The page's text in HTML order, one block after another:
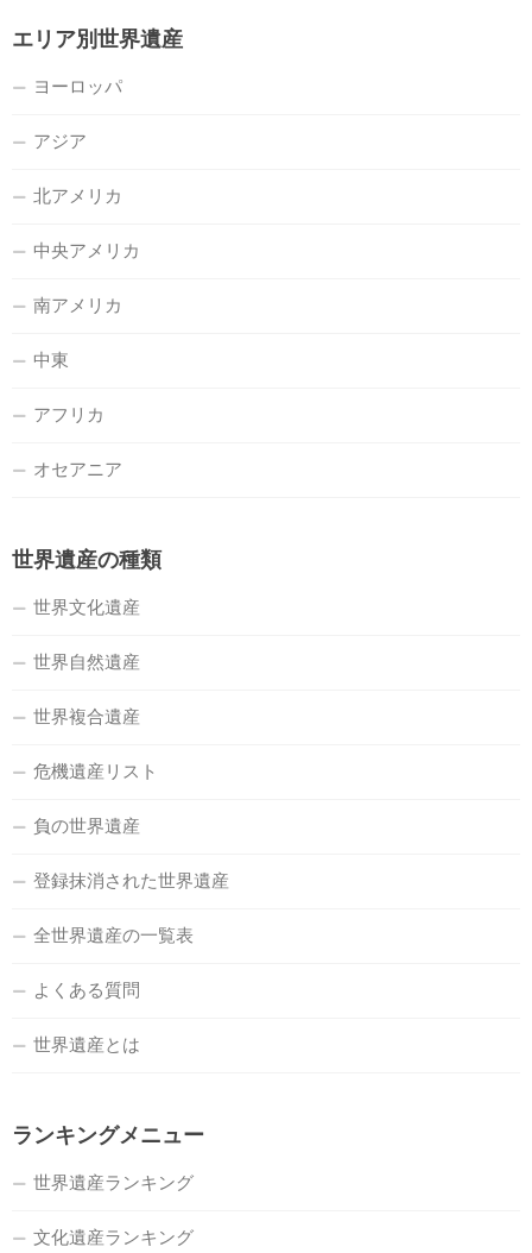
エリア別世界遺産
ヨーロッパ
アジア
北アメリカ
中央アメリカ
南アメリカ
中東
アフリカ
オセアニア
世界遺産の種類
世界文化遺産
世界自然遺産
世界複合遺産
危機遺産リスト
負の世界遺産
登録抹消された世界遺産
全世界遺産の一覧表
よくある質問
世界遺産とは
ランキングメニュー
世界遺産ランキング
文化遺産ランキング